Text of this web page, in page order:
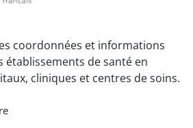
coordonnées et informations
établissements de santé en
cliniques et centres de soins.